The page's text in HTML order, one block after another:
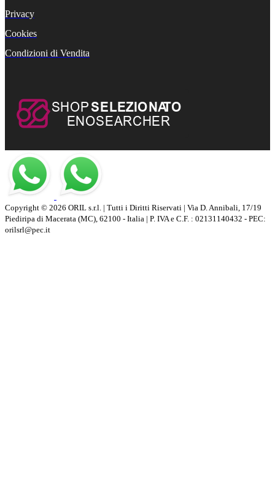
Privacy
Cookies
Condizioni di Vendita
Copyright © 2026 ORIL s.r.l. | Tutti i Diritti Riservati | Via D. Annibali, 17/19
Piediripa di Macerata (MC), 62100 - Italia | P. IVA e C.F. : 02131140432 - PEC:
orilsrl@pec.it